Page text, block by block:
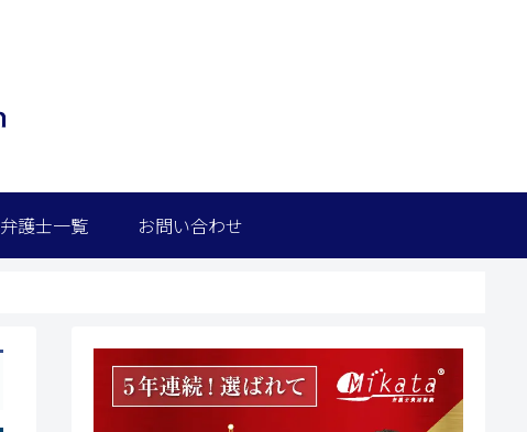
弁護士一覧 お問い合わせ